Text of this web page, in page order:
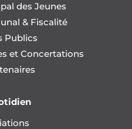
des Jeunes
& Fiscalité
Publics
et Concertations